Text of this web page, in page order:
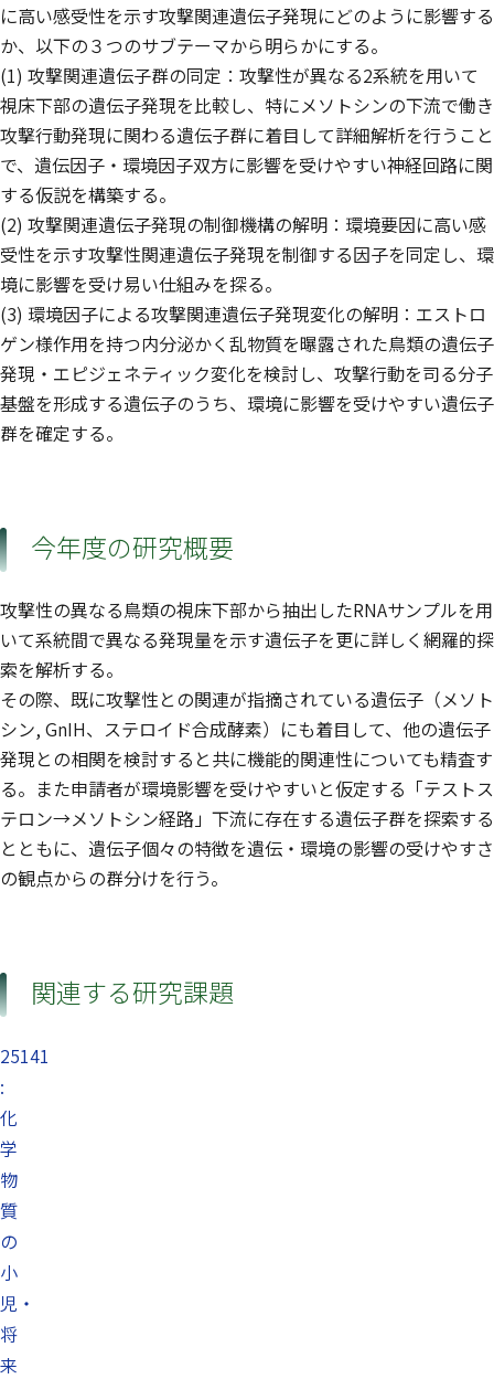
に高い感受性を示す攻撃関連遺伝子発現にどのように影響する
か、以下の３つのサブテーマから明らかにする。
(1) 攻撃関連遺伝子群の同定：攻撃性が異なる2系統を用いて
視床下部の遺伝子発現を比較し、特にメソトシンの下流で働き
攻撃行動発現に関わる遺伝子群に着目して詳細解析を行うこと
で、遺伝因子・環境因子双方に影響を受けやすい神経回路に関
する仮説を構築する。
(2) 攻撃関連遺伝子発現の制御機構の解明：環境要因に高い感
受性を示す攻撃性関連遺伝子発現を制御する因子を同定し、環
境に影響を受け易い仕組みを探る。
(3) 環境因子による攻撃関連遺伝子発現変化の解明：エストロ
ゲン様作用を持つ内分泌かく乱物質を曝露された鳥類の遺伝子
発現・エピジェネティック変化を検討し、攻撃行動を司る分子
基盤を形成する遺伝子のうち、環境に影響を受けやすい遺伝子
群を確定する。
今年度の研究概要
攻撃性の異なる鳥類の視床下部から抽出したRNAサンプルを用
いて系統間で異なる発現量を示す遺伝子を更に詳しく網羅的探
索を解析する。
その際、既に攻撃性との関連が指摘されている遺伝子（メソト
シン, GnIH、ステロイド合成酵素）にも着目して、他の遺伝子
発現との相関を検討すると共に機能的関連性についても精査す
る。また申請者が環境影響を受けやすいと仮定する「テストス
テロン→メソトシン経路」下流に存在する遺伝子群を探索する
とともに、遺伝子個々の特徴を遺伝・環境の影響の受けやすさ
の観点からの群分けを行う。
関連する研究課題
25141
:
化
学
物
質
の
小
児・
将
来